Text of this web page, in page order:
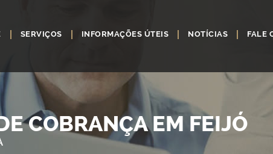
SERVIÇOS INFORMAÇÕES ÚTEIS NOTÍCIAS FALE
COBRANÇA EM FEIJÓ